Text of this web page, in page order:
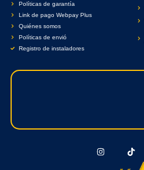
Políticas de garantía
Link de pago Webpay Plus
Quiénes somos
Políticas de envió
Registro de instaladores